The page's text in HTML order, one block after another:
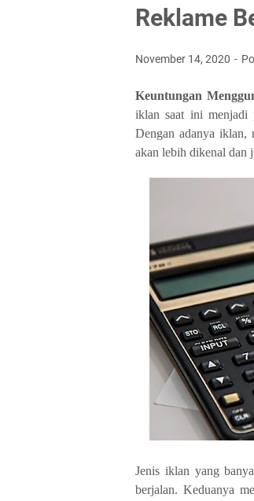
Reklame
November 14, 2020
Keuntungan
iklan saat ini menjadi
Dengan adanya iklan,
akan lebih dikenal dan
Jenis iklan yang
berjalan. Keduanya